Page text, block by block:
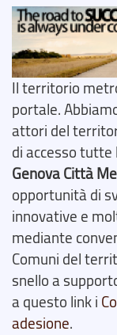
Il territorio
portale.
attori del
di accesso
Genova Città
opportunità di
innovative e
mediante
Comuni del
snello a
a questo link i
adesione.